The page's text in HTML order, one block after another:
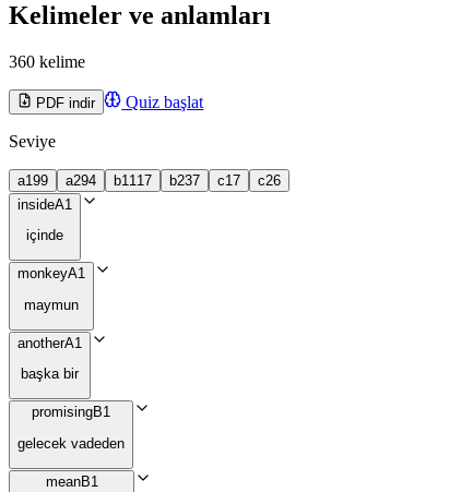
Kelimeler ve anlamları
360 kelime
PDF indir Quiz başlat
Seviye
a199 a294 b1 117 b237 c17 c26
insideA1
içinde
monkeyA1
maymun
anotherA1
başka bir
promisingB1
gelecek vadeden
meanB1